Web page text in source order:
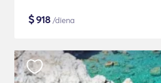
$918 /diena